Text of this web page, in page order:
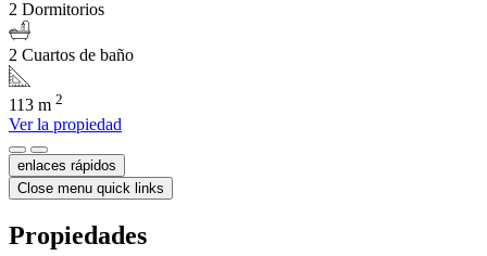
2 Dormitorios
2 Cuartos de baño
113 m 2
Ver la propiedad
enlaces rápidos
Close menu quick links
Propiedades